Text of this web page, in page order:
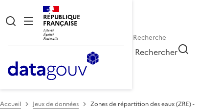
RÉPUBLIQUE
FRANÇAISE
Rechercher
Accueil Jeux de données
Zones de répartition des eaux (ZRE) -